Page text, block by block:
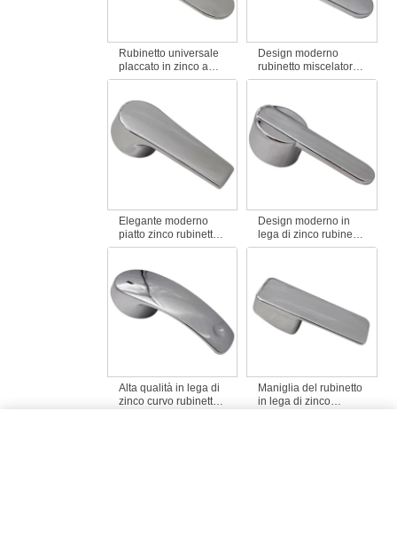
Rubinetto universale
placcato in zinco a
maniglia singola di
rubinetto dell'acqua
calda e fredda per
l'accessorio del
bagno
Design moderno
rubinetto miscelatore
acqua calda e fredda
zinco rubinetto
maniglia raccordi per
bagno e cucina
Elegante moderno
piatto zinco rubinetto
maniglia raccordi per
del bacino in bagno
Design moderno in
lega di zinco rubinetto
maniglia raccordi
Alta qualità in lega di
zinco curvo rubinetto
Maniglia del rubinetto
in lega di zinco